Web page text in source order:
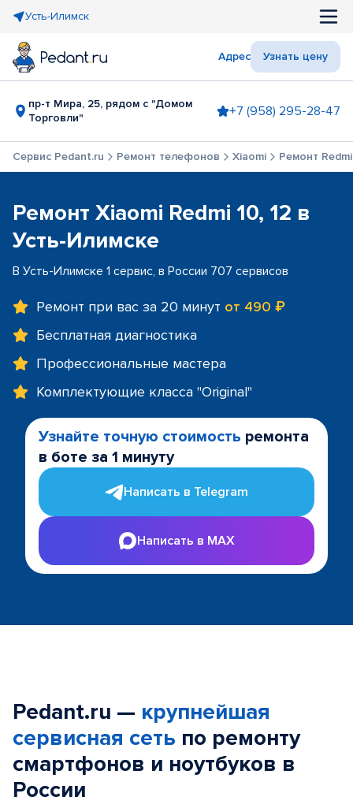
Усть-Илимск
Адрес Узнать цену
пр-т Мира, 25, рядом с "Домом
Торговли"
+7 (958) 295-28-47
Сервис Pedant.ru Ремонт телефонов Xiaomi Ремонт
Ремонт Xiaomi Redmi 10, 12 в
Усть-Илимске
В Усть-Илимске 1 сервис, в России 707 сервисов
Ремонт при вас за 20 минут от 490 ₽
Бесплатная диагностика
Профессиональные мастера
Комплектующие класса "Original"
Узнайте точную стоимость ремонта
в боте за 1 минуту
Написать в Telegram
Написать в MAX
Pedant.ru — крупнейшая
сервисная сеть по ремонту
смартфонов и ноутбуков в
России